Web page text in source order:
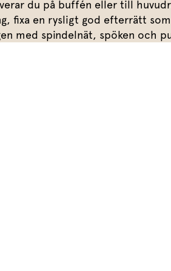
Marinad
Kryddsmör
Timjan
Oregano
Röd
Fixa vinägretten
du på buffén eller till
fixa en rysligt god efterrätt
med spindelnät, spöken och